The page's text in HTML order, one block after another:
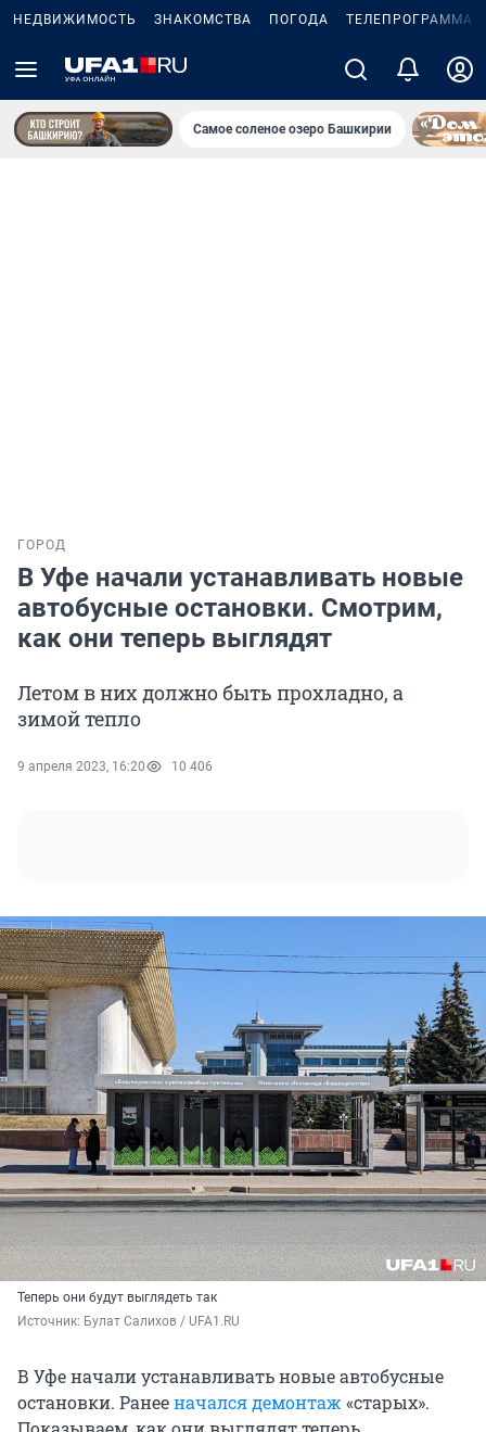
НЕДВИЖИМОСТЬ ЗНАКОМСТВА ПОГОДА ТЕЛЕПРОГРАММА
Самое соленое озеро Башкирии
ГОРОД
В Уфе начали устанавливать новые
автобусные остановки. Смотрим,
как они теперь выглядят
Летом в них должно быть прохладно, а
зимой тепло
9 апреля 2023, 16:20 10 406
Теперь они будут выглядеть так
Источник: Булат Салихов / UFA1.RU
В Уфе начали устанавливать новые автобусные
остановки. Ранееначался демонтаж «старых».